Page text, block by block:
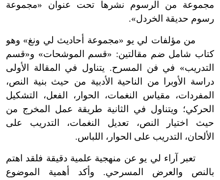
مجموعة من الرسوم نشرها تحت عنوان «مجموعة
رسوم حديقة الخردل».
من مؤلفات لي يو «مجموعة أحاديث لي ونغ» وهو
كتاب شامل ضم مقالتين: «قسم الموشحات» و«قسم
التدريب» في فن المسرح. يتناول في المقالة الأولى
دراسة الأوبرا من الناحية الأدبية من حيث بنية النص،
المفردات، مقياس النغمات، الحوار، الفعل، التشكيل
الحركي؛ ويتناول في الثانية طريقة عمل المخرج من
حيث اختيار النص، تعديل النغمات، التدريب على
الألحان، التدريب على الحوار، اللباس.
تعبر آراء لي يو عن منهجية علمية دقيقة فلقد اهتم
بالنص والعرض المسرحي. وأكد أهمية الموضوع